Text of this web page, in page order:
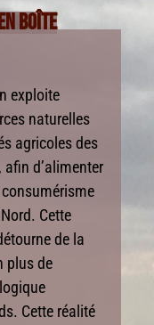
BOÎTE
exploite
naturelles
agricoles des
d’alimenter
Cette
de la
plus de
Cette réalité